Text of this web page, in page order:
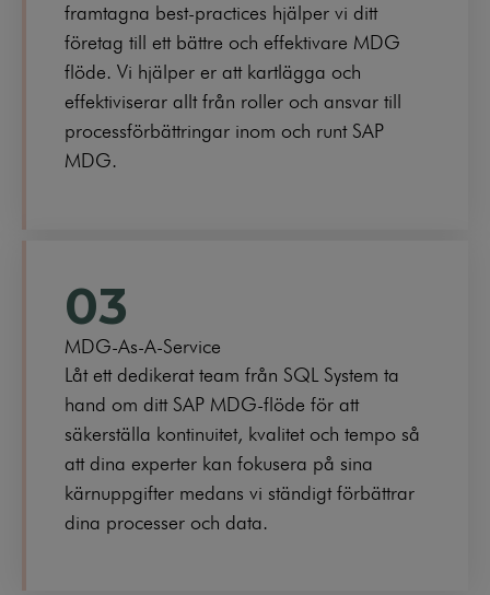
framtagna best-practices hjälper vi ditt
företag till ett bättre och effektivare MDG
flöde. Vi hjälper er att kartlägga och
effektiviserar allt från roller och ansvar till
processförbättringar inom och runt SAP
MDG.
03
MDG-As-A-Service
Låt ett dedikerat team från SQL System ta
hand om ditt SAP MDG-flöde för att
säkerställa kontinuitet, kvalitet och tempo så
att dina experter kan fokusera på sina
kärnuppgifter medans vi ständigt förbättrar
dina processer och data.